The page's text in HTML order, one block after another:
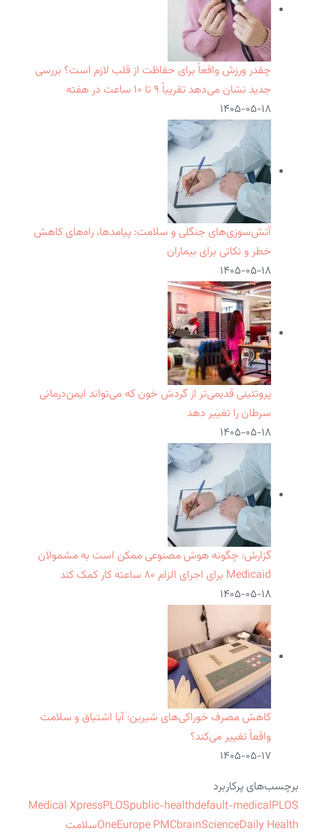
چقدر ورزش واقعاً برای حفاظت از قلب لازم است؟ بررسی
جدید نشان می‌دهد تقریباً ۹ تا ۱۰ ساعت در هفته
۱۴۰۵-۰۵-۱۸
آتش‌سوزی‌های جنگلی و سلامت: پیامدها، راه‌های کاهش
خطر و نکاتی برای بیماران
۱۴۰۵-۰۵-۱۸
پروتئینی قدیمی‌تر از گردش خون که می‌تواند ایمن‌درمانی
سرطان را تغییر دهد
۱۴۰۵-۰۵-۱۸
گزارش: چگونه هوش مصنوعی ممکن است به مشمولان
Medicaid برای اجرای الزام ۸۰ ساعته کار کمک کند
۱۴۰۵-۰۵-۱۸
کاهش مصرف خوراکی‌های شیرین: آیا اشتیاق و سلامت
واقعاً تغییر می‌کند؟
۱۴۰۵-۰۵-۱۷
برچسب‌های پرکاربرد
Medical XpressPLOSpublic-healthdefault-medicalPLOS
OneEurope PMCbrainScienceDaily Health
سلامت